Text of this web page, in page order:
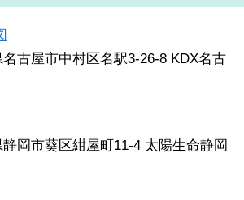
古屋市中村区名駅3-26-8 KDX名古
岡市葵区紺屋町11-4 太陽生命静岡